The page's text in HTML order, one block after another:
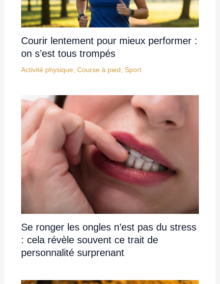
Courir lentement pour mieux performer :
on s’est tous trompés
Activité physique, Course à pied, Sport
Se ronger les ongles n’est pas du stress
: cela révèle souvent ce trait de
personnalité surprenant